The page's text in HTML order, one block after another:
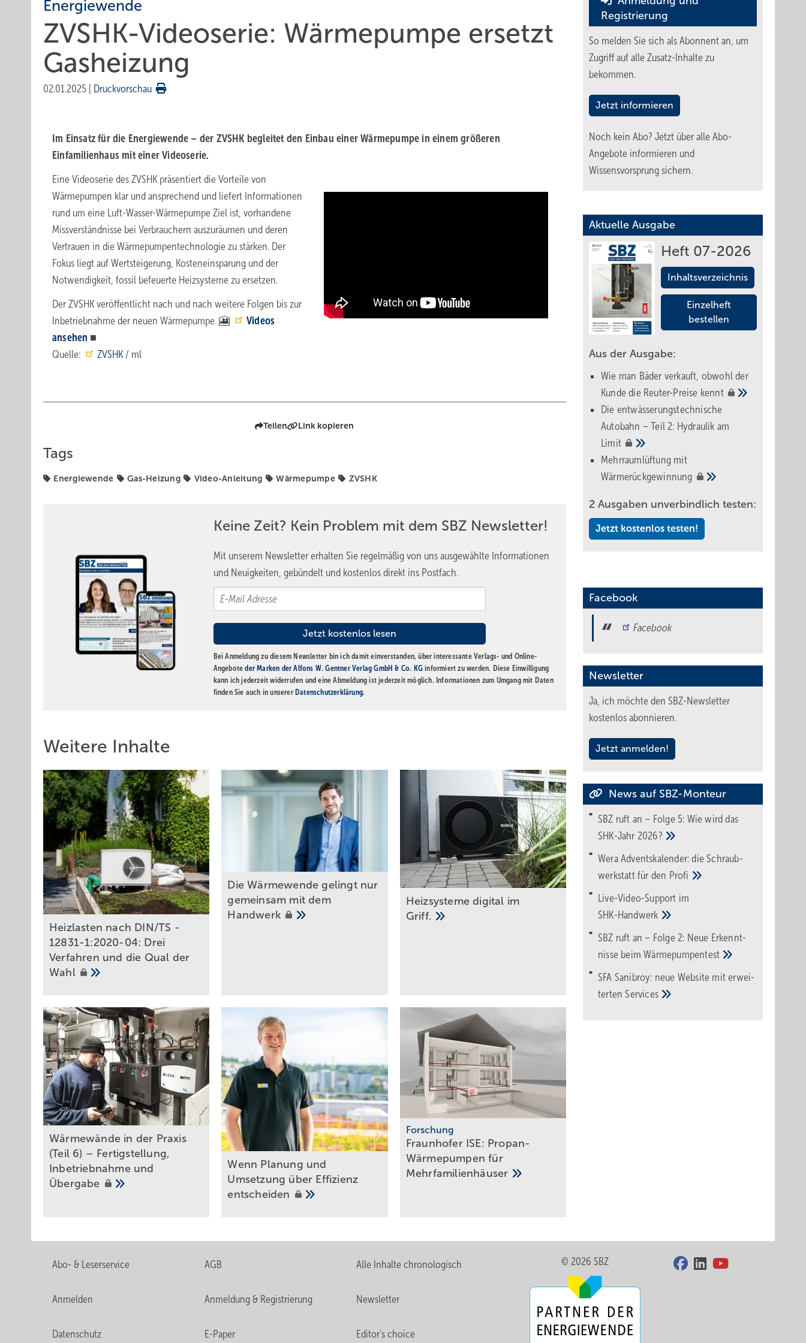
Energiewende
ZVSHK-Videoserie: Wärmepumpe ersetzt
Gasheizung
02.01.2025 Druckvorschau
Im Einsatz für die Energiewende – der ZVSHK begleitet den Einbau einer Wärmepumpe in einem größeren
Einfamilienhaus mit einer Videoserie.
Eine Videoserie des ZVSHK präsentiert die Vorteile von
Wärmepumpen klar und ansprechend und liefert Informationen
rund um eine Luft-Wasser-Wärmepumpe Ziel ist, vorhandene
Missverständnisse bei Verbrauchern auszuräumen und deren
Vertrauen in die Wärmepumpentechnologie zu stärken. Der
Fokus liegt auf Wertsteigerung, Kosteneinsparung und der
Notwendigkeit, fossil befeuerte Heizsysteme zu ersetzen.
Der ZVSHK veröffentlicht nach und nach weitere Folgen bis zur
Inbetriebnahme der neuen Wärmepumpe. 🎦
Videos
ansehen ■
Quelle:
ZVSHK / ml
Teilen Link kopieren
Tags
Energiewende Gas-Heizung Video-Anleitung Wärmepumpe ZVSHK
Keine Zeit? Kein Problem mit dem SBZ Newsletter!
Mit unserem Newsletter erhalten Sie regelmäßig von uns ausgewählte Informationen
und Neuigkeiten, gebündelt und kostenlos direkt ins Postfach.
Bei Anmeldung zu diesem Newsletter bin ich damit einverstanden, über interessante Verlags- und Online-
Angeboteder Marken der Alfons W. Gentner Verlag GmbH & Co. KG informiert zu werden. Diese Einwilligung
kann ich jederzeit widerrufen und eine Abmeldung ist jederzeit möglich. Informationen zum Umgang mit Daten
finden Sie auch in unserer Datenschutzerklärung.
Weitere Inhalte
Heizlasten nach DIN/TS ­
12831­-1:2020-04: Drei
Verfahren und die Qual der
Wahl
Die W ärmewende gelingt nu r
gemeinsam mit dem
Handwerk
Heizsysteme digital im
Griff.
Wärm ewände in der Praxis
(Teil 6) – Fertigstellung,
Inbetriebnahme und
Übergabe
Wenn Planung und
Umsetzung über Effizienz
entscheiden
Forschung
Fraunhofer ISE: Propan-
Wärme­pum­pen für
Mehr­fa­mi­lien­häuser
Registrierung
So melden Sie sich als Abonnent an, um
Zugriff auf alle Zusatz-Inhalte zu
bekommen.
Jetzt informieren
Noch kein Abo? Jetzt über alle Abo-
Angebote informieren und
Wissensvorsprung sichern.
Aktuelle Ausgabe
Heft 07-2026
Inhaltsverzeichnis
Einzelheft
bestellen
Aus der Ausgabe:
Wie man Bäder verkauft, obwohl der
Kunde die Reuter-Preise kennt
Die entwässerungstechnische
Autobahn – Teil 2: Hydraulik am
Limit
Mehrraumlüftung mit
Wärmerückgewinnung
2 Ausgaben unverbindlich testen:
Jetzt kostenlos testen!
Facebook
Facebook
Newsletter
Ja, ich möchte den SBZ-Newsletter
kostenlos abonnieren.
Jetzt anmelden!
News auf SBZ-Monteur
SBZ ruft an – Folge 5: Wie wird das
SHK-Jahr 2026?
Wera Adventskalender: die Schraub­
werk­statt für den Pro­fi
Live-Video-Support im
SHK-Handwerk
SBZ ruft an – Folge 2: Neue Erkennt­
nisse beimWärme­pumpen­test
SFA Sanibroy: neue Web­site mit erwei­
tertenServices
Abo- & Leserservice AGB Alle Inhalte chronologisch
Anmelden Anmeldung & Registrierung Newsletter
Datenschutz E-Paper Editor's choice
© 2026 SBZ